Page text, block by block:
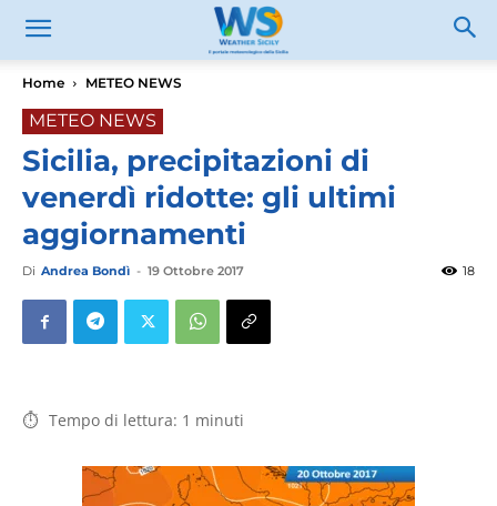
Home METEO NEWS
METEO NEWS
Sicilia, precipitazioni di
venerdì ridotte: gli ultimi
aggiornamenti
Di Andrea Bondì - 19 Ottobre 2017 18
Tempo di lettura: 1 minuti